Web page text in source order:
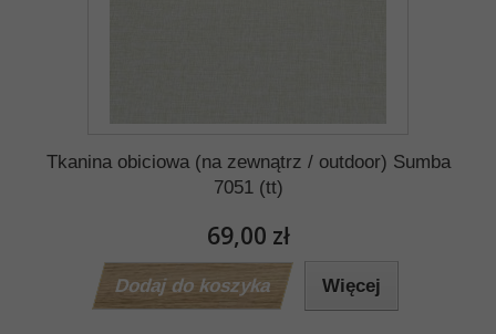
Tkanina obiciowa (na zewnątrz / outdoor) Sumba
7051 (tt)
69,00 zł
Dodaj do koszyka Więcej